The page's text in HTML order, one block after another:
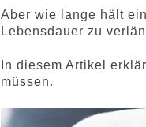
Kundenb
ewertung
Aber wie lange hält
Lebensdauer zu
In diesem Artikel
müssen.